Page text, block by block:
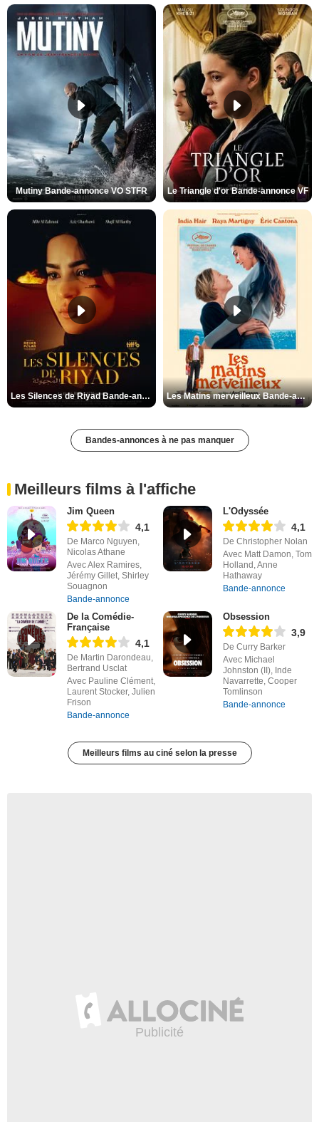
Mutiny Bande-annonce VO STFR Le Triangle d'or Bande-annonce VF
Les Silences de Riyad Bande-annonce VO STFR Les Matins merveilleux Bande-annonce VF
Bandes-annonces à ne pas manquer
Meilleurs films à l'affiche
Jim Queen
4,1
De Marco Nguyen,
Nicolas Athane
Avec Alex Ramires,
Jérémy Gillet, Shirley
Souagnon
Bande-annonce
L'Odyssée
4,1
De Christopher Nolan
Avec Matt Damon, Tom
Holland, Anne
Hathaway
Bande-annonce
De la Comédie-
Française
4,1
De Martin Darondeau,
Bertrand Usclat
Avec Pauline Clément,
Laurent Stocker, Julien
Frison
Bande-annonce
Obsession
3,9
De Curry Barker
Avec Michael
Johnston (II), Inde
Navarrette, Cooper
Tomlinson
Bande-annonce
Meilleurs films au ciné selon la presse